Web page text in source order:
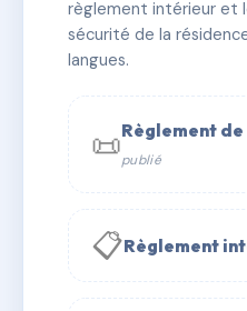
🏠 254 lots
🏗 4
📞 Contacter Syndic
✉ Email
règlement intérieur et
sécurité de la
langues.
📜Règlement
publié
📋Règlement